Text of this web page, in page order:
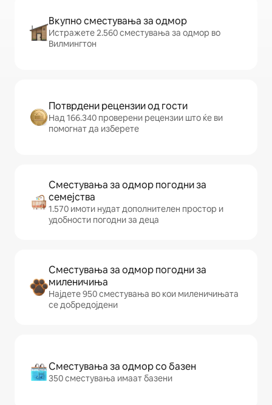
Вкупно сместувања за одмор
Истражете 2.560 сместувања за одмор во
Вилмингтон
Потврдени рецензии од гости
Над 166.340 проверени рецензии што ќе ви
помогнат да изберете
Сместувања за одмор погодни за
семејства
1.570 имоти нудат дополнителен простор и
удобности погодни за деца
Сместувања за одмор погодни за
миленичиња
Најдете 950 сместувања во кои миленичињата
се добредојдени
Сместувања за одмор со базен
350 сместувања имаат базени